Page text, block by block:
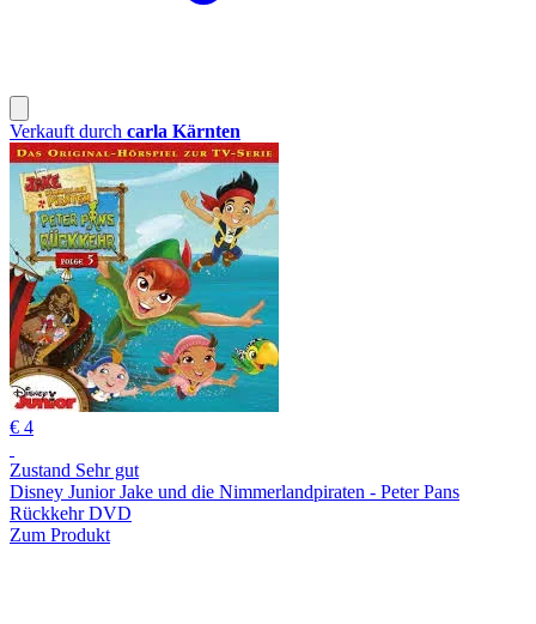
Verkauft durch carla Kärnten
€ 4
Zustand Sehr gut
Disney Junior Jake und die Nimmerlandpiraten - Peter Pans
Rückkehr DVD
Zum Produkt